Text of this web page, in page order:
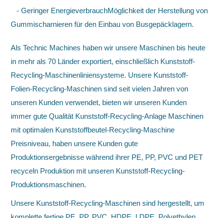
- Geringer EnergieverbrauchMöglichkeit der Herstellung von
Gummischarnieren für den Einbau von Busgepäcklagern.
Als Technic Machines haben wir unsere Maschinen bis heute
in mehr als 70 Länder exportiert, einschließlich Kunststoff-
Recycling-Maschinenliniensysteme. Unsere Kunststoff-
Folien-Recycling-Maschinen sind seit vielen Jahren von
unseren Kunden verwendet, bieten wir unseren Kunden
immer gute Qualität Kunststoff-Recycling-Anlage Maschinen
mit optimalen Kunststoffbeutel-Recycling-Maschine
Preisniveau, haben unsere Kunden gute
Produktionsergebnisse während ihrer PE, PP, PVC und PET
recyceln Produktion mit unseren Kunststoff-Recycling-
Produktionsmaschinen.
Unsere Kunststoff-Recycling-Maschinen sind hergestellt, um